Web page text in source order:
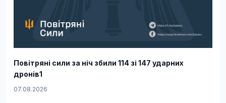
Повітряні сили за ніч збили 114 зі 147 ударних
дронів1
07.08.2026